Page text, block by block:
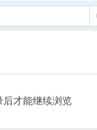
后才能继续浏览